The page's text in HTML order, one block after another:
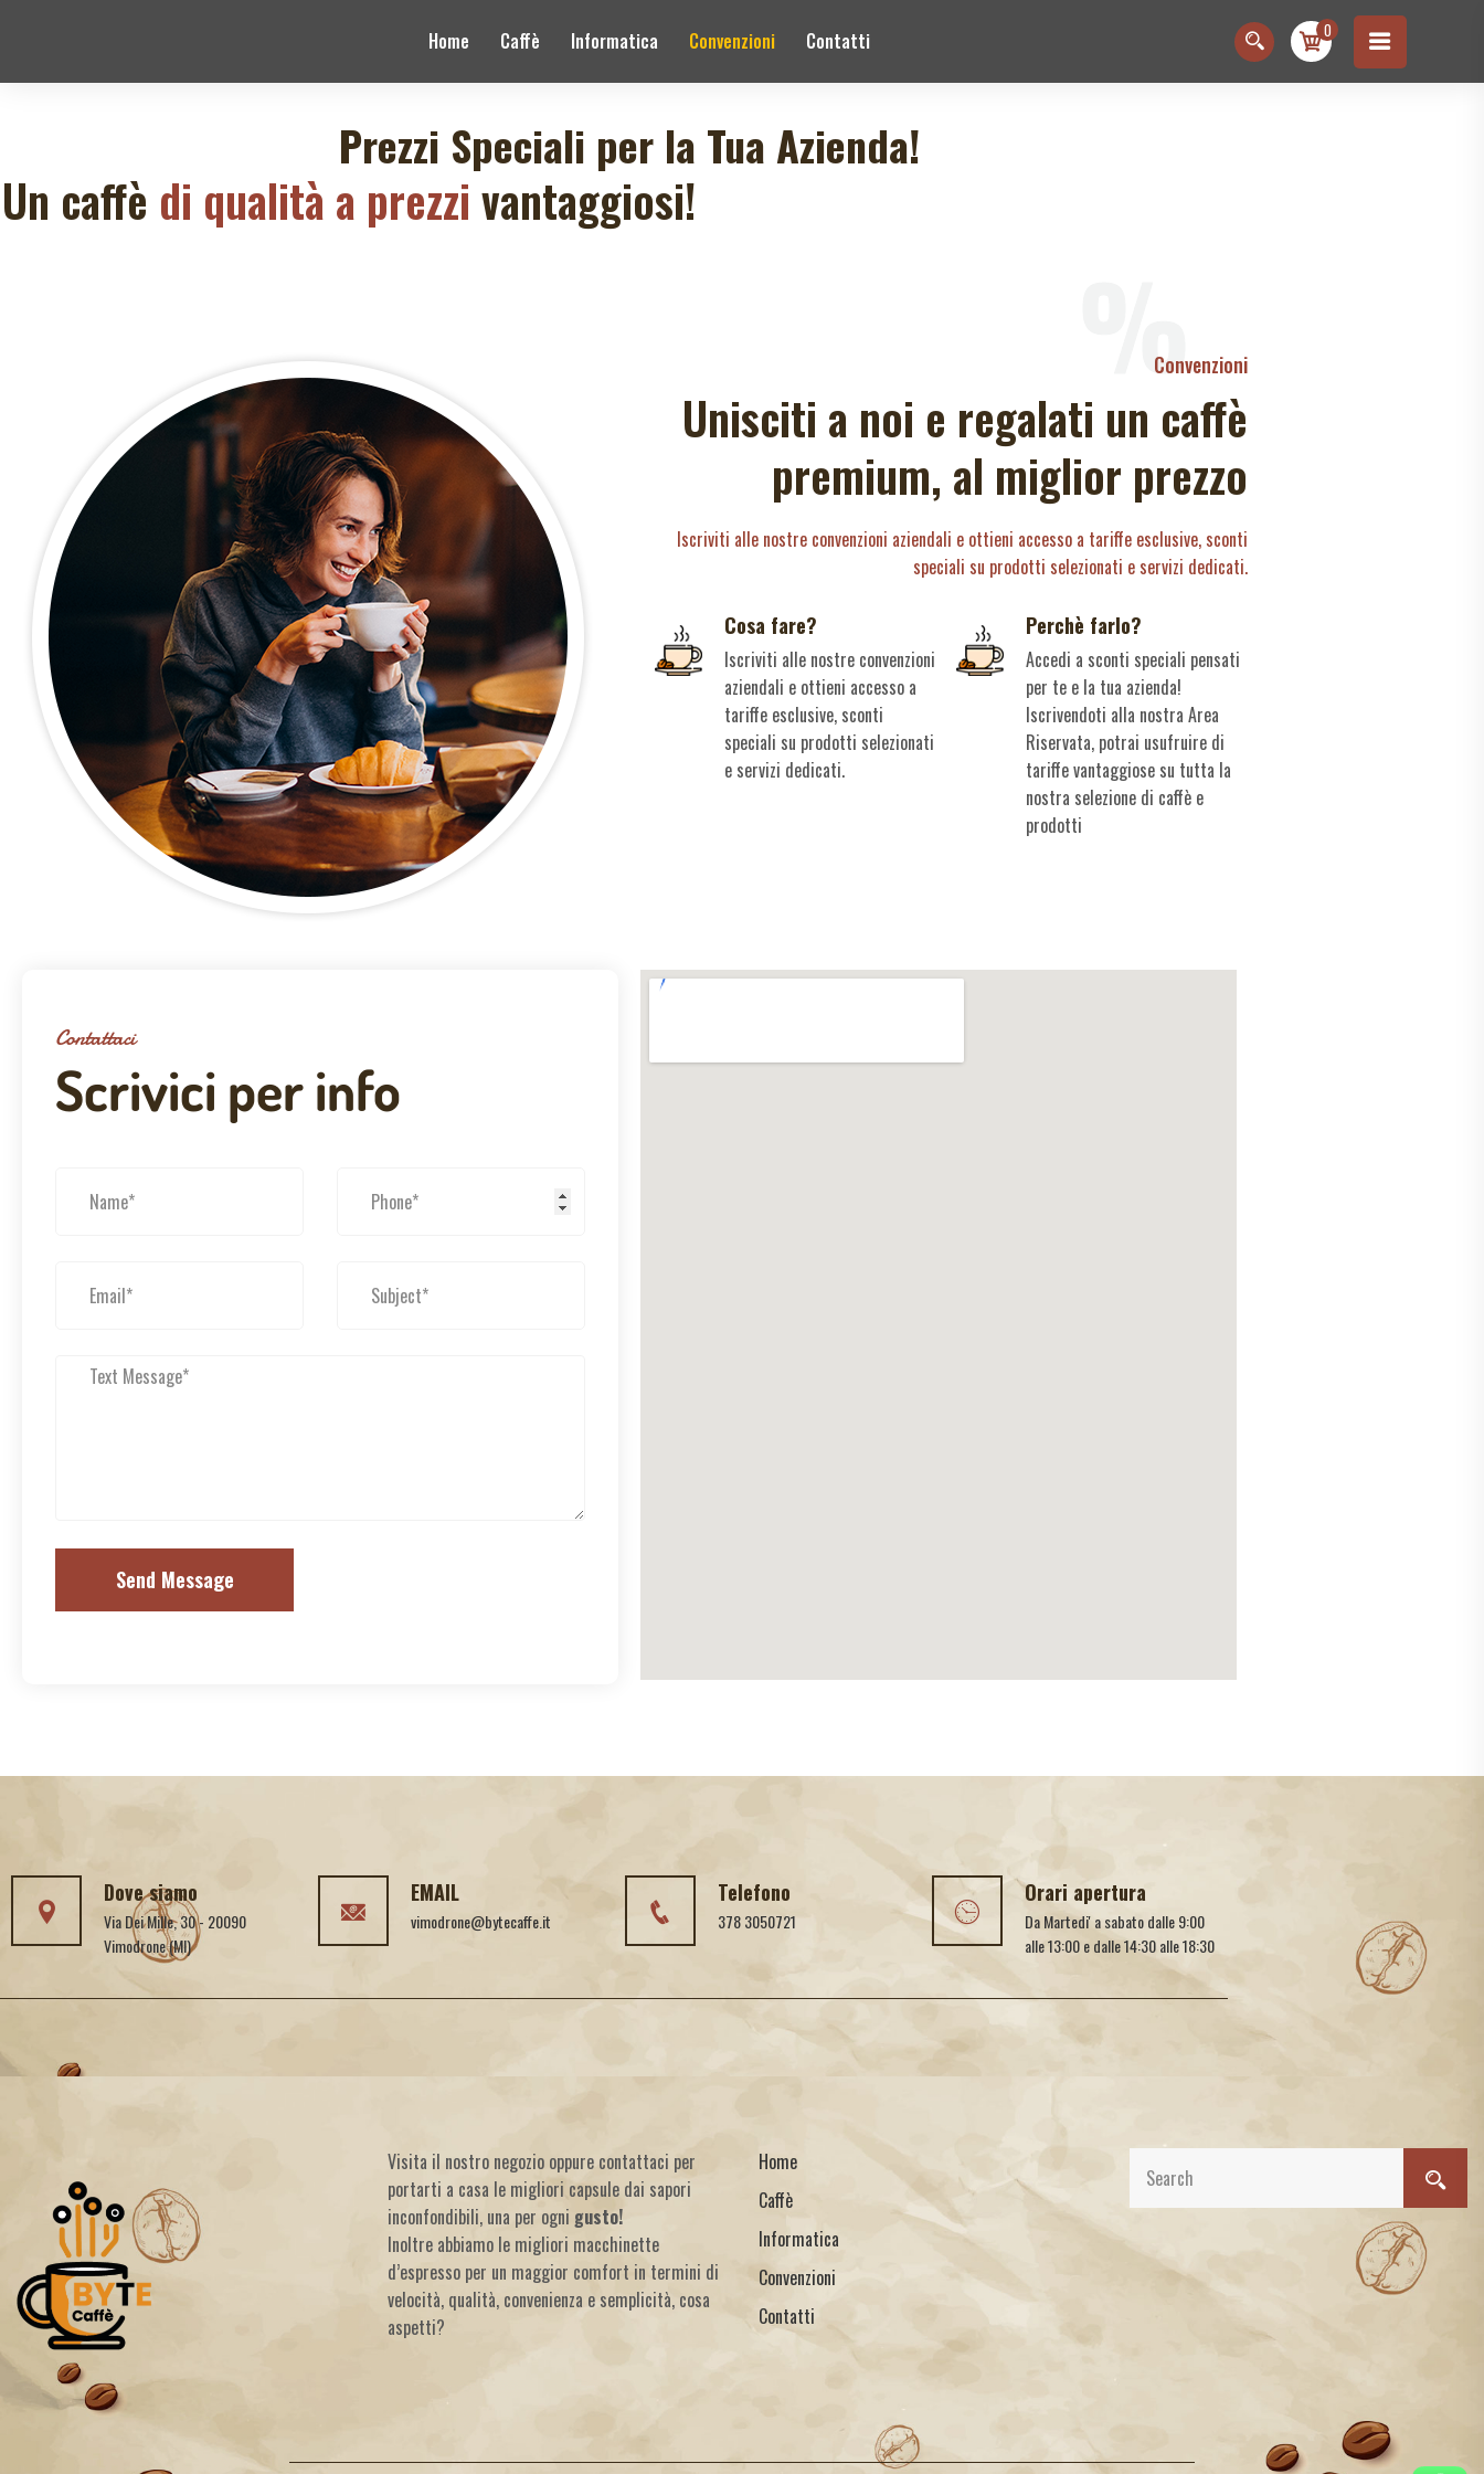
Home Caffè Informatica Convenzioni Contatti 0
Prezzi Speciali per la Tua Azienda!
Un caffè di qualità a prezzi vantaggiosi!
Convenzioni
Unisciti a noi e regalati un caffè
premium, al miglior prezzo
Iscriviti alle nostre convenzioni aziendali e ottieni accesso a tariffe esclusive, sconti
speciali su prodotti selezionati e servizi dedicati.
%
Cosa fare?
Iscriviti alle nostre convenzioni
aziendali e ottieni accesso a
tariffe esclusive, sconti
speciali su prodotti selezionati
e servizi dedicati.
Perchè farlo?
Accedi a sconti speciali pensati
per te e la tua azienda!
Iscrivendoti alla nostra Area
Riservata, potrai usufruire di
tariffe vantaggiose su tutta la
nostra selezione di caffè e
prodotti
Contattaci
Scrivici per info
Send Message
Dove siamo
Via Dei Mille, 30 - 20090
Vimodrone (MI)
EMAIL
vimodrone@bytecaffe.it
Telefono
378 3050721
Orari apertura
Da Martedi' a sabato dalle 9:00
alle 13:00 e dalle 14:30 alle 18:30
Visita il nostro negozio oppure contattaci per
portarti a casa le migliori capsule dai sapori
inconfondibili, una per ogni gusto!
Inoltre abbiamo le migliori macchinette
d’espresso per un maggior comfort in termini di
velocità, qualità, convenienza e semplicità, cosa
aspetti?
Home
Caffè
Informatica
Convenzioni
Contatti